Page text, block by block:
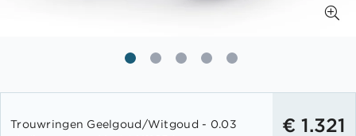
het
Trouwringen Geelgoud/Witgoud - 0.03
€ 1.321